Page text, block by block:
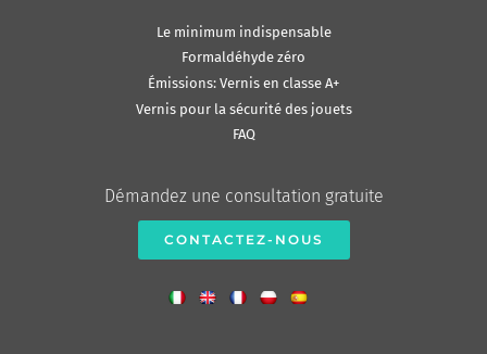
Le minimum indispensable
Formaldéhyde zéro
Émissions: Vernis en classe A+
Vernis pour la sécurité des jouets
FAQ
Démandez une consultation gratuite
CONTACTEZ-NOUS